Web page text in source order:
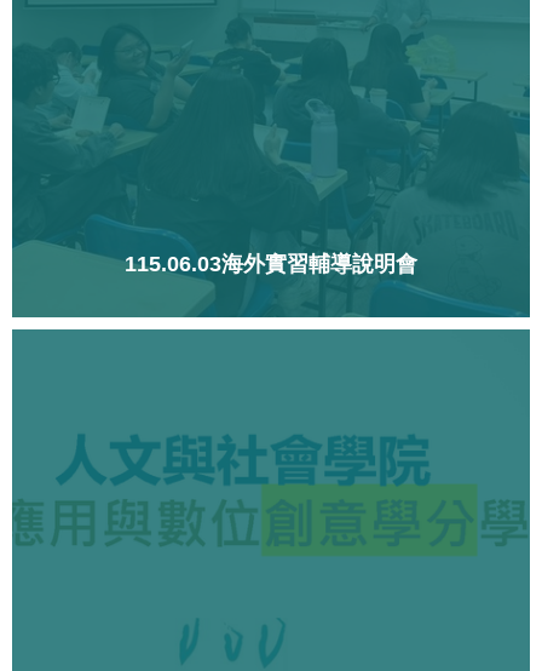
115.06.03海外實習輔導說明會